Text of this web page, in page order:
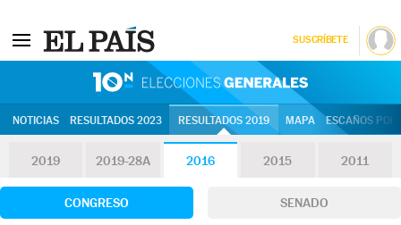
SUSCRÍBETE
NOTICIAS RESULTADOS 2023 RESULTADOS 2019 MAPA ESCAÑOS
2019 2019-28A 2016 2015 2011
CONGRESO SENADO